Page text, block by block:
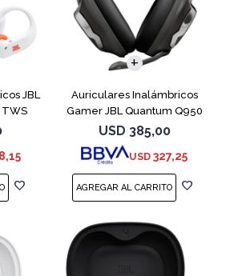
JBL
Auriculares Inalámbricos
Gamer JBL Quantum Q950
Negro
USD 385,00
USD 327,25